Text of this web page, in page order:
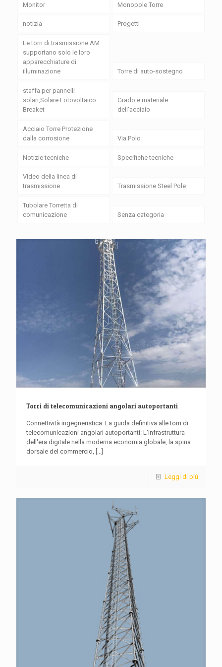
Monitor
Monopole Torre
notizia Progetti
Le torri di trasmissione AM
supportano solo le loro
apparecchiature di
illuminazione
Torre di auto-sostegno
staffa per pannelli
solari,Solare Fotovoltaico
Breaket
Grado e materiale
dell'acciaio
Acciaio Torre Protezione
dalla corrosione
Via Polo
Notizie tecniche Specifiche tecniche
Video della linea di
trasmissione
Trasmissione Steel Pole
Tubolare Torretta di
comunicazione
Senza categoria
Torri di telecomunicazioni angolari autoportanti
Connettività ingegneristica: La guida definitiva alle torri di
telecomunicazioni angolari autoportanti: L'infrastruttura
dell'era digitale nella moderna economia globale, la spina
dorsale del commercio, [...]
Leggi di più